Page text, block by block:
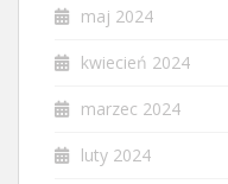
maj 2024
kwiecień 2024
marzec 2024
luty 2024